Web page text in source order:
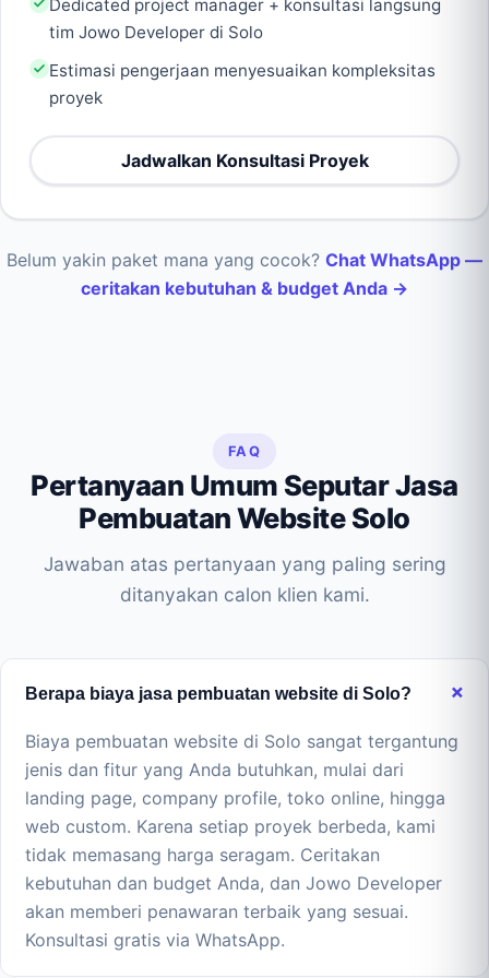
Dedicated project manager + konsultasi langsung
tim Jowo Developer di Solo
Estimasi pengerjaan menyesuaikan kompleksitas
proyek
Jadwalkan Konsultasi Proyek
Belum yakin paket mana yang cocok? Chat WhatsApp —
ceritakan kebutuhan & budget Anda →
FAQ
Pertanyaan Umum Seputar Jasa
Pembuatan Website Solo
Jawaban atas pertanyaan yang paling sering
ditanyakan calon klien kami.
Berapa biaya jasa pembuatan website di Solo?
Biaya pembuatan website di Solo sangat tergantung
jenis dan fitur yang Anda butuhkan, mulai dari
landing page, company profile, toko online, hingga
web custom. Karena setiap proyek berbeda, kami
tidak memasang harga seragam. Ceritakan
kebutuhan dan budget Anda, dan Jowo Developer
akan memberi penawaran terbaik yang sesuai.
Konsultasi gratis via WhatsApp.